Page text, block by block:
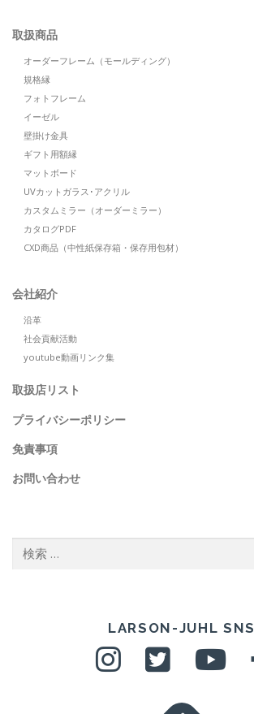
取扱商品
オーダーフレーム（モールディング）
規格縁
フォトフレーム
イーゼル
壁掛け金具
ギフト用額縁
マットボード
UVカットガラス･アクリル
カスタムミラー（オーダーミラー）
カタログPDF
CXD商品（中性紙保存箱・保存用包材）
会社紹介
沿革
社会貢献活動
youtube動画リンク集
取扱店リスト
プライバシーポリシー
免責事項
お問い合わせ
索:
LARSON-JUHL SNS